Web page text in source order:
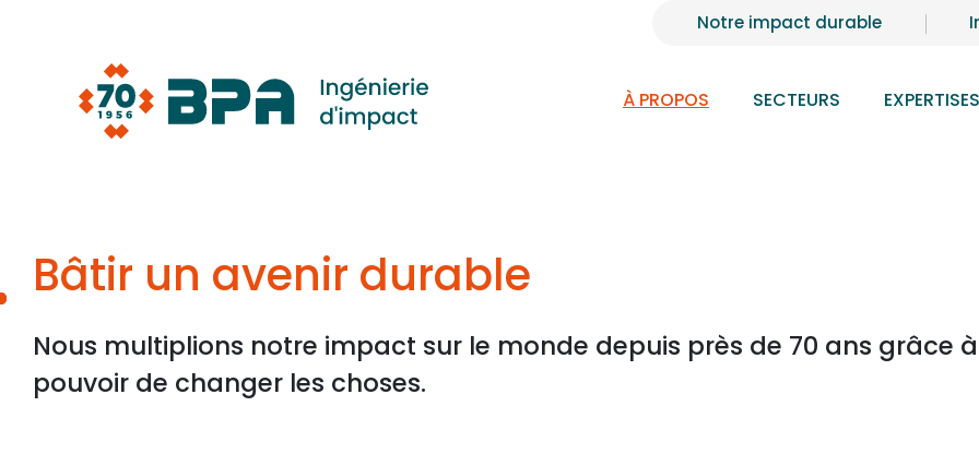
Notre impact durable
À PROPOS SECTEURS EXPERTISES
Bâtir un avenir durable
Nous multiplions notre impact sur le monde depuis près de 70 ans grâce
pouvoir de changer les choses.